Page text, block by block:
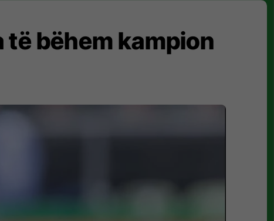
të bëhem kampion